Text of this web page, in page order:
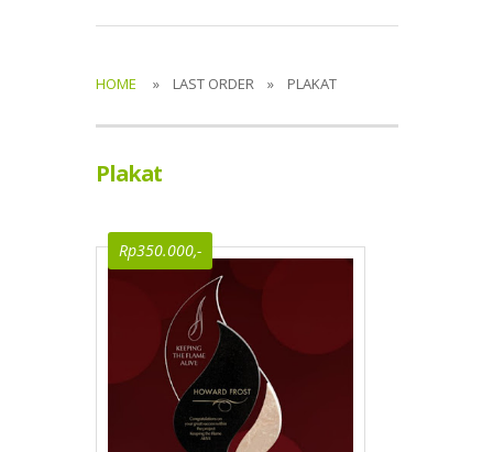
HOME » LAST ORDER » PLAKAT
Plakat
Rp350.000,-